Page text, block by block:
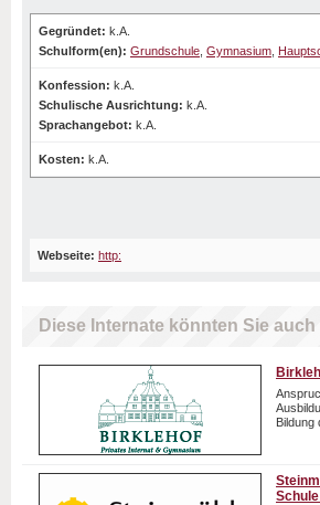
Gegründet: k.A.
Schulform(en): Grundschule Gymnasium
Konfession: k.A.
Schulische Ausrichtung: k.A.
Sprachangebot: k.A.
Kosten: k.A.
Webseite: http:
Diese Internate könnten Sie
Bildung